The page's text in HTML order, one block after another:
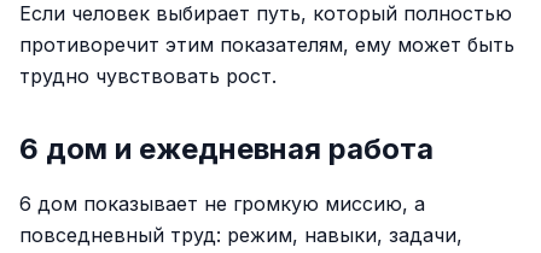
Если человек выбирает путь, который полностью
противоречит этим показателям, ему может быть
трудно чувствовать рост.
6 дом и ежедневная работа
6 дом показывает не громкую миссию, а
повседневный труд: режим, навыки, задачи,